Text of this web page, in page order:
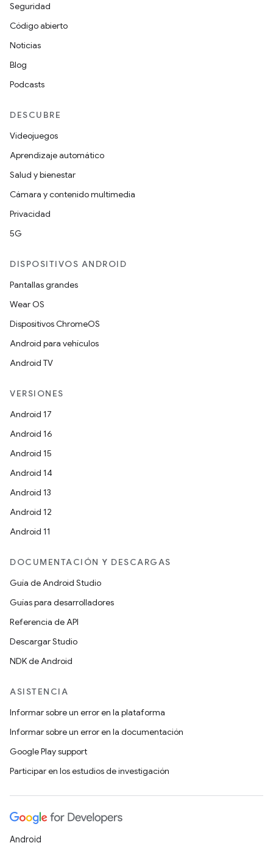
Seguridad
Código abierto
Noticias
Blog
Podcasts
DESCUBRE
Videojuegos
Aprendizaje automático
Salud y bienestar
Cámara y contenido multimedia
Privacidad
5G
DISPOSITIVOS ANDROID
Pantallas grandes
Wear OS
Dispositivos ChromeOS
Android para vehículos
Android TV
VERSIONES
Android 17
Android 16
Android 15
Android 14
Android 13
Android 12
Android 11
DOCUMENTACIÓN Y DESCARGAS
Guía de Android Studio
Guías para desarrolladores
Referencia de API
Descargar Studio
NDK de Android
ASISTENCIA
Informar sobre un error en la plataforma
Informar sobre un error en la documentación
Google Play support
Participar en los estudios de investigación
Android